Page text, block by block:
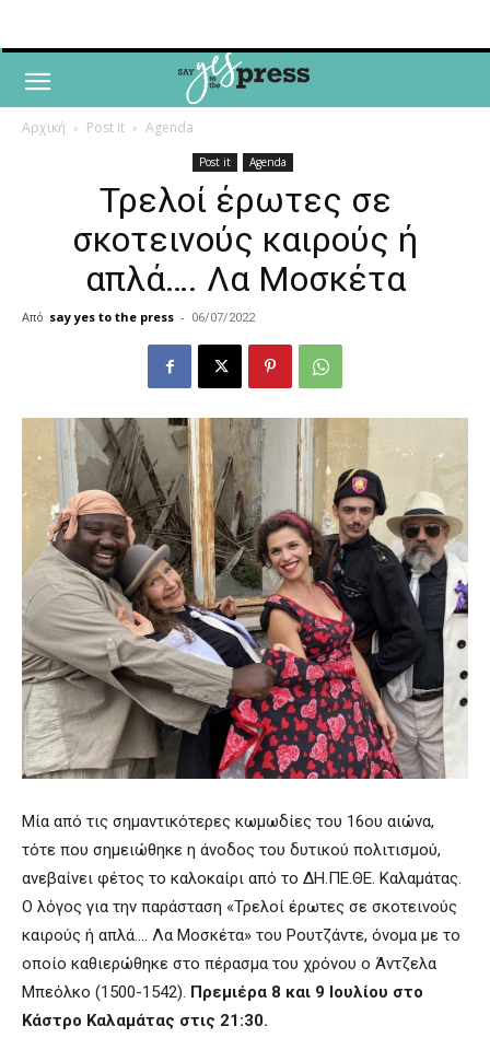
Αρχική Post it Agenda
Post it Agenda
Τρελοί έρωτες σε
σκοτεινούς καιρούς ή
απλά…. Λα Μοσκέτα
Από say yes to the press - 06/07/2022
Μία από τις σημαντικότερες κωμωδίες του 16ου αιώνα,
τότε που σημειώθηκε η άνοδος του δυτικού πολιτισμού,
ανεβαίνει φέτος το καλοκαίρι από το ΔΗ.ΠΕ.ΘΕ. Καλαμάτας.
Ο λόγος για την παράσταση «Τρελοί έρωτες σε σκοτεινούς
καιρούς ή απλά…. Λα Μοσκέτα» του Ρουτζάντε, όνομα με το
οποίο καθιερώθηκε στο πέρασμα του χρόνου ο Άντζελα
Μπεόλκο (1500-1542). Πρεμιέρα 8 και 9 Ιουλίου στο
Κάστρο Καλαμάτας στις 21:30.